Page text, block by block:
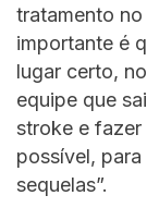
tratamento
importante é
lugar certo,
equipe que
stroke e fazer
possível, para
sequelas”.